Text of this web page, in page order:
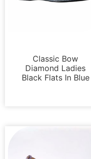
Classic Bow
Diamond Ladies
Black Flats In Blue